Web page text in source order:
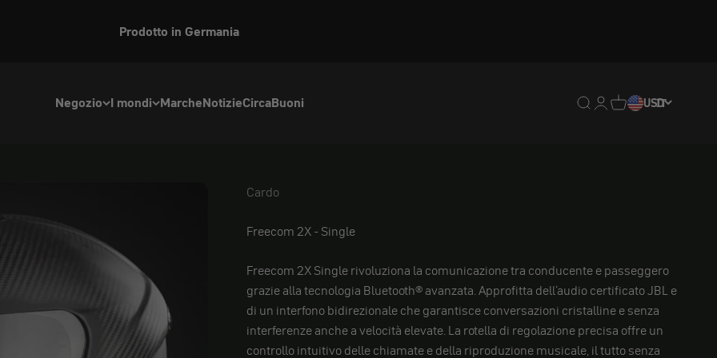
Prodotto in Germania
Negozio I mondi MarcheNotizieCircaBuoni Traduzione mancante:
Traduzione
Traduzione
USD
IT
Cardo
Cardo
Freecom 2X - Single
Freecom 2X Single rivoluziona la comunicazione tra conducente e passeggero
grazie alla tecnologia Bluetooth® avanzata. Approfitta dell'audio certificato JBL e
di un interfono bidirezionale che garantisce conversazioni cristalline e senza
interferenze anche a velocità elevate. La rotella di regolazione precisa offre un
controllo intuitivo delle chiamate e della riproduzione musicale, il tutto senza